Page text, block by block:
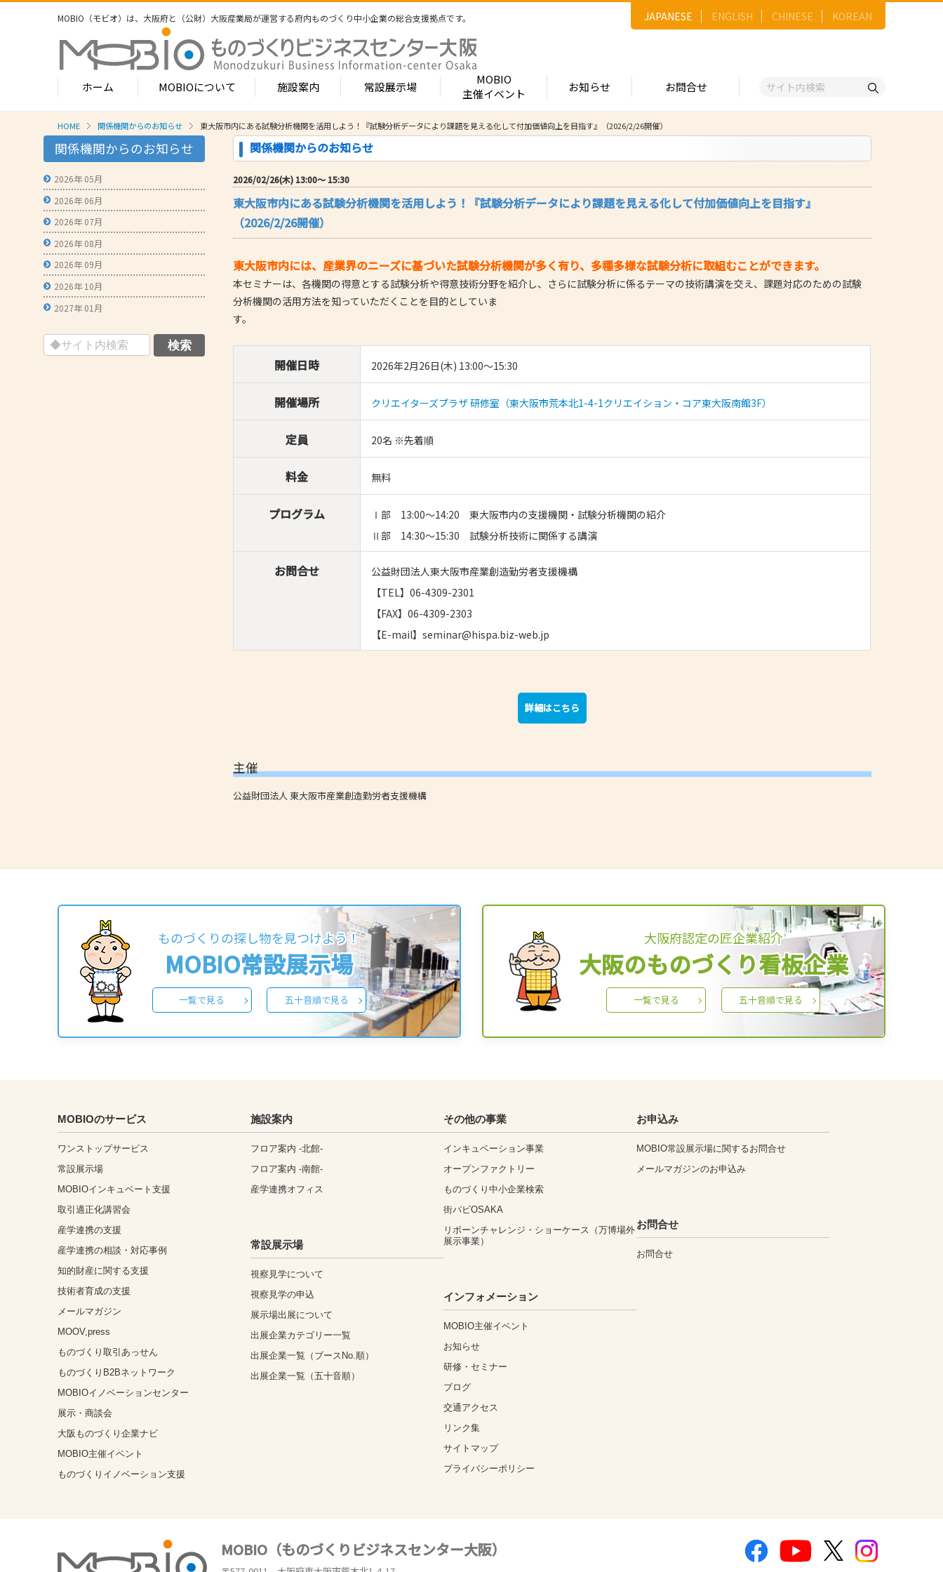
MOBIO（モビオ）は、大阪府と（公財）大阪産業局が運営する府内ものづくり中小企業の総合支援拠点です。 JAPANESE ENGLISH CHINESE KOREAN
ホーム MOBIOについて
MOBIOのサービス
- ワンストップサービス
- 常設展示場
- MOBIOインキュベート支援
- 取引適正化講習会
- 産学連携の支援
- 産学連携の相談・対応事例
- 知的財産に関する支援
- 技術者育成の支援
- メールマガジン
- 展示・商談会
- 大阪ものづくり企業ナビ
- MOBIO主催イベント
- ものづくりイノベーション支援
- 大規模展示商談会活用事業（出展支援事業）
- 大阪府中小企業等外国出願支援事業
- 大阪ものづくり優良企業賞
- 大阪の伝統工芸品
- 大阪ものづくり企業 海外拠点リスト
MOBIOとは
- MOBIOの4つの戦略
- オープンファクトリー
- ものづくり中小企業検索
- 街パビOSAKA
- リボーンチャレンジ・ショーケース
（万博場外展示事業）
施設案内
- フロア案内 -北館-
1-2階（常設展示企業五十音順一覧）
常設展示場のご案内
3階
4階（インキュベートルーム）
- フロア案内 -南館-
2階
産学連携オフィス
3階
常設展示場
常設展示場
- MOBIO 常設展示場
展示場出展について
出展のメリット
出展企業の声
出展企業紹介
- 出展企業カテゴリー一覧
出展企業一覧（五十音順）
- 業種から探す（出展企業）
加工・処理
電子・光学
化学・樹脂
MOBIO
主催イベント
お知らせ お問合せ
HOME 関係機関からのお知らせ 東大阪市内にある試験分析機関を活用しよう！『試験分析データにより課題を見える化して付加価値向上を目指す』（2026/2/26開催）
関係機関からのお知らせ
2026年 05月
2026年 06月
2026年 07月
2026年 08月
2026年 09月
2026年 10月
2027年 01月
関係機関からのお知らせ
2026/02/26(木) 13:00〜 15:30
東大阪市内にある試験分析機関を活用しよう！『試験分析データにより課題を見える化して付加価値向上を目指す』
（2026/2/26開催）
東大阪市内には、産業界のニーズに基づいた試験分析機関が多く有り、多種多様な試験分析に取組むことができます。
本セミナーは、各機関の得意とする試験分析や得意技術分野を紹介し、さらに試験分析に係るテーマの技術講演を交え、課題対応のための試験
分析機関の活用方法を知っていただくことを目的としていま
す。
開催日時 2026年2月26日(木) 13:00～15:30
開催場所 クリエイターズプラザ 研修室（東大阪市荒本北1-4-1クリエイション・コア東大阪南館3F）
定員 20名 ※先着順
料金 無料
プログラム
Ⅰ部 13:00～14:20 東大阪市内の支援機関・試験分析機関の紹介
Ⅱ部 14:30～15:30 試験分析技術に関係する講演
お問合せ
公益財団法人東大阪市産業創造勤労者支援機構
【TEL】06-4309-2301
【FAX】06-4309-2303
【E-mail】seminar@hispa.biz-web.jp
詳細はこちら
主催
公益財団法人 東大阪市産業創造勤労者支援機構
ものづくりの探し物を見つけよう！
MOBIO常設展示場
一覧で見る 五十音順で見る
大阪府認定の匠企業紹介
大阪のものづくり看板企業
一覧で見る 五十音順で見る
MOBIOのサービス
ワンストップサービス
常設展示場
MOBIOインキュベート支援
取引適正化講習会
産学連携の支援
産学連携の相談・対応事例
知的財産に関する支援
技術者育成の支援
メールマガジン
MOOV,press
ものづくり取引あっせん
ものづくりB2Bネットワーク
MOBIOイノベーションセンター
展示・商談会
大阪ものづくり企業ナビ
MOBIO主催イベント
ものづくりイノベーション支援
施設案内
フロア案内 -北館-
フロア案内 -南館-
産学連携オフィス
常設展示場
視察見学について
視察見学の申込
展示場出展について
出展企業カテゴリー一覧
出展企業一覧（ブースNo.順）
出展企業一覧（五十音順）
その他の事業
インキュベーション事業
オープンファクトリー
ものづくり中小企業検索
街パビOSAKA
リボーンチャレンジ・ショーケース（万博場外
展示事業）
インフォメーション
MOBIO主催イベント
お知らせ
研修・セミナー
ブログ
交通アクセス
リンク集
サイトマップ
プライバシーポリシー
お申込み
MOBIO常設展示場に関するお問合せ
メールマガジンのお申込み
お問合せ
お問合せ
MOBIO（ものづくりビジネスセンター大阪）